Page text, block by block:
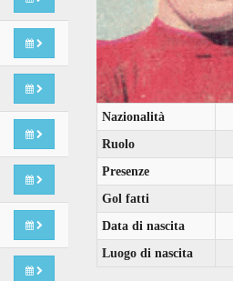
Nazionalità
Ruolo
Presenze
Gol fatti
Data di nascita
Luogo di nascita